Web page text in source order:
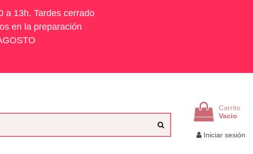
a 13h. Tardes cerrado
en la preparación
Carrito
Vacio
Iniciar sesión